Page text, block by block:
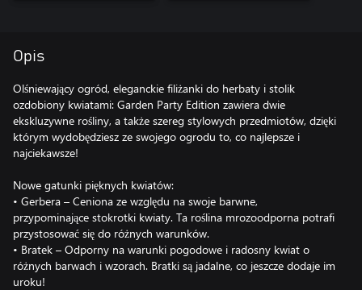
Opis
Olśniewający ogród, eleganckie filiżanki do herbaty i stolik
ozdobiony kwiatami: Garden Party Edition zawiera dwie
ekskluzywne rośliny, a także szereg stylowych przedmiotów, dzięki
którym wydobędziesz ze swojego ogrodu to, co najlepsze i
najciekawsze!
Nowe gatunki pięknych kwiatów:
• Gerbera – Ceniona ze względu na swoje barwne,
przypominające stokrotki kwiaty. Ta roślina mrozoodporna potrafi
przystosować się do różnych warunków.
• Bratek – Odporny na warunki pogodowe i radosny kwiat o
różnych barwach i wzorach. Bratki są jadalne, co jeszcze dodaje im
uroku!